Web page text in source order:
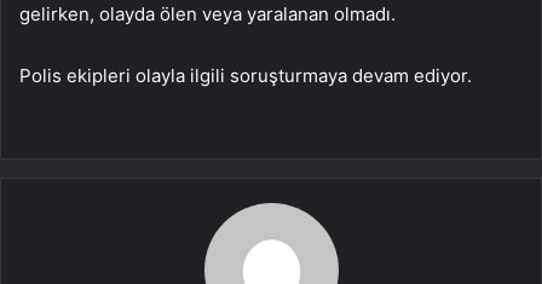
gelirken, olayda ölen veya yaralanan olmadı.
Polis ekipleri olayla ilgili soruşturmaya devam ediyor.